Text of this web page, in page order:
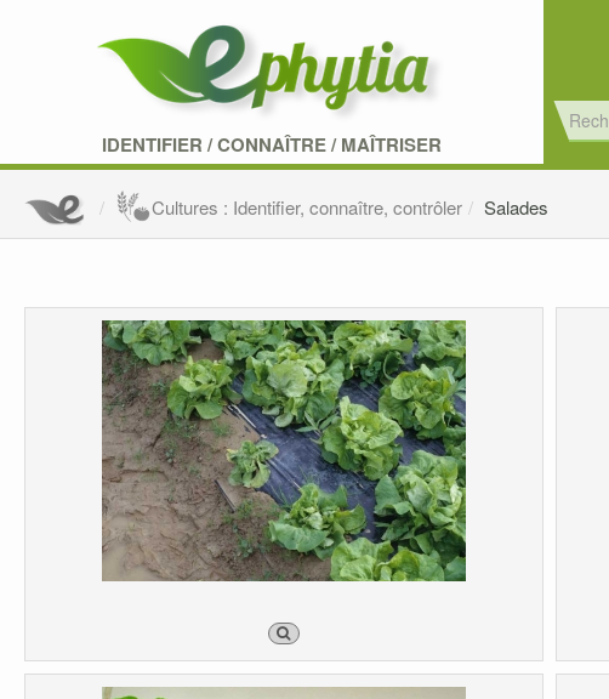
IDENTIFIER /CONNAÎTRE/MAÎTRISER
Cultures : Identifier, connaître, contrôler Salades